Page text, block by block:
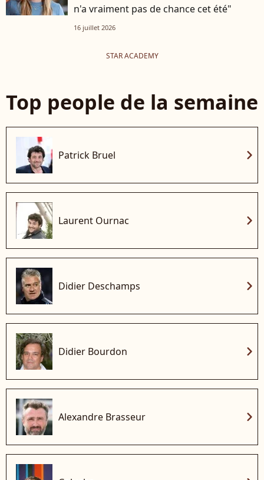
n'a vraiment pas de chance cet été"
16 juillet 2026
STAR ACADEMY
Top people de la semaine
Patrick Bruel chevron_right
Laurent Ournac chevron_right
Didier Deschamps chevron_right
Didier Bourdon chevron_right
Alexandre Brasseur chevron_right